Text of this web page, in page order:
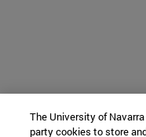
The University of
party cookies to store